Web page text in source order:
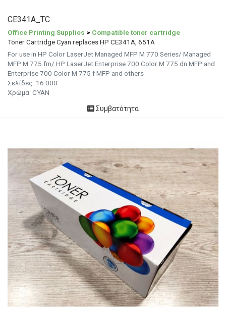
CE341A_TC
Office Printing Supplies > Compatible toner cartridge
Toner Cartridge Cyan replaces HP CE341A, 651A
For use in HP Color LaserJet Managed MFP M 770 Series/ Managed
MFP M 775 fm/ HP LaserJet Enterprise 700 Color M 775 dn MFP and
Enterprise 700 Color M 775 f MFP and others
Σελίδες: 16.000
Χρώμα: CYAN
Συμβατότητα